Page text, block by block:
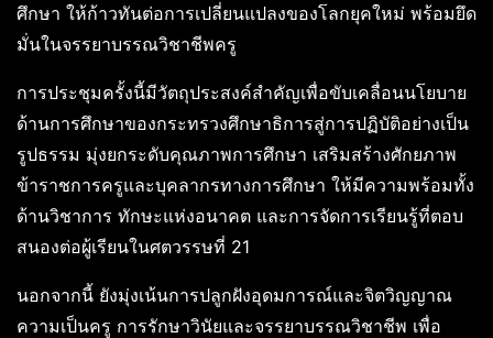
ศึกษา ให้ก้าวทันต่อการเปลี่ยนแปลงของโลกยุคใหม่ พร้อมยึด
มั่นในจรรยาบรรณวิชาชีพครู
การประชุมครั้งนี้มีวัตถุประสงค์สำคัญเพื่อขับเคลื่อนนโยบาย
ด้านการศึกษาของกระทรวงศึกษาธิการสู่การปฏิบัติอย่างเป็น
รูปธรรม มุ่งยกระดับคุณภาพการศึกษา เสริมสร้างศักยภาพ
ข้าราชการครูและบุคลากรทางการศึกษา ให้มีความพร้อมทั้ง
ด้านวิชาการ ทักษะแห่งอนาคต และการจัดการเรียนรู้ที่ตอบ
สนองต่อผู้เรียนในศตวรรษที่ 21
นอกจากนี้ ยังมุ่งเน้นการปลูกฝังอุดมการณ์และจิตวิญญาณ
ความเป็นครู การรักษาวินัยและจรรยาบรรณวิชาชีพ เพื่อ